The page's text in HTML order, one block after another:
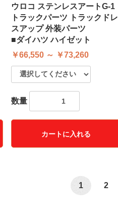
ウロコ ステンレスアートG-1
トラックパーツ トラックドレ
スアップ 外装パーツ
■ダイハツ ハイゼット
￥66,550 ～ ￥73,260
数量
カートに入れる
1 2